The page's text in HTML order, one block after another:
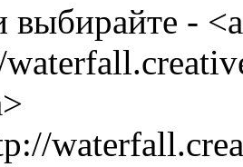
выбирайте - <a